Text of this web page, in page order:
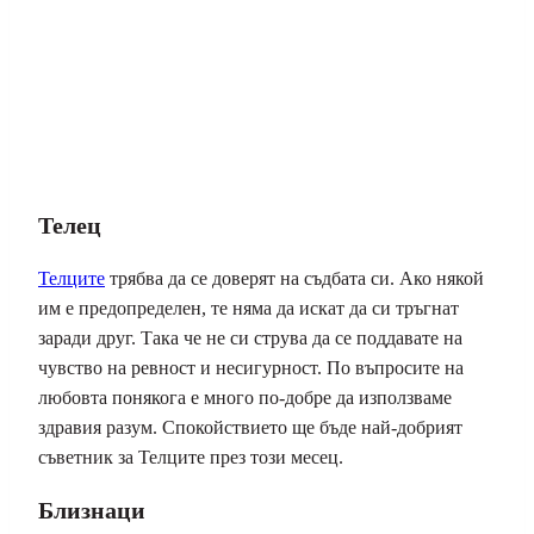
Телец
Телците трябва да се доверят на съдбата си. Ако някой
им е предопределен, те няма да искат да си тръгнат
заради друг. Така че не си струва да се поддавате на
чувство на ревност и несигурност. По въпросите на
любовта понякога е много по-добре да използваме
здравия разум. Спокойствието ще бъде най-добрият
съветник за Телците през този месец.
Близнаци